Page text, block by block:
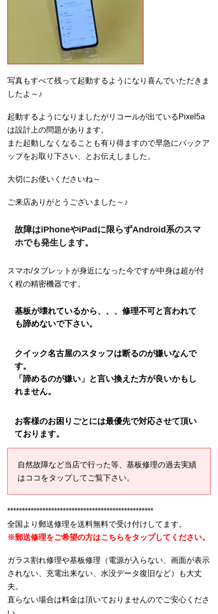
写真もすべて残って起動するようになり喜んでいただきま
したよ～♪
起動するようになりましたがリコールが出ているPixel5a
は設計上の問題があります。
また起動しなくなることも有り得ますので早急にバックア
ップをお取り下さい、とお伝えしました。
大切にお使いくださいね～
ご来店ありがとうございました～♪
故障はiPhoneやiPadに限らずAndroid系のスマ
ホでも発生します。
スマホ/タブレットが身近になった今ですが中身は超が付
く程の精密機器です。
基板が壊れているから、、、修理不可と言われて
も諦めないで下さい。
クイック名古屋のスタッフは断るのが嫌いなんで
す。
「諦めるのが嫌い」と言い換えた方が良いかもし
れません。
お客様のお困りごとには最優先で対応させて頂い
ております。
自然故障など当店で行った等、基板修理の過去実績
はココをタップしてご覧下さい。
**************************************************
全国より郵送修理を送料無料で受け付けしてます。
※郵送修理をご希望の方はこちらをタップしてください。
ガラス割れ修理や基板修理（電源が入らない、画面が表示
されない、充電出来ない、水没データ復旧など）も大丈
夫。
直らない場合は料金は頂いておりませんのでご安心くださ